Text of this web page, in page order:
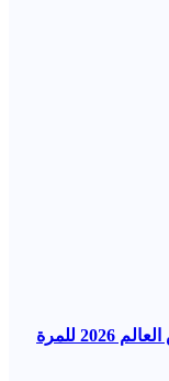
فاز المنتخب الإسباني الأول لكرة القدم بكأس العالم 2026 للمرة